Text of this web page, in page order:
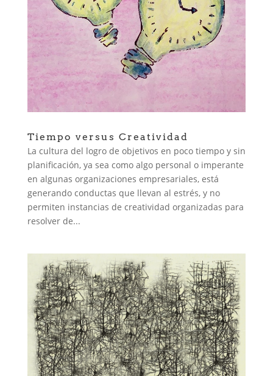
Tiempo versus Creatividad
La cultura del logro de objetivos en poco tiempo y sin
planificación, ya sea como algo personal o imperante
en algunas organizaciones empresariales, está
generando conductas que llevan al estrés, y no
permiten instancias de creatividad organizadas para
resolver de...